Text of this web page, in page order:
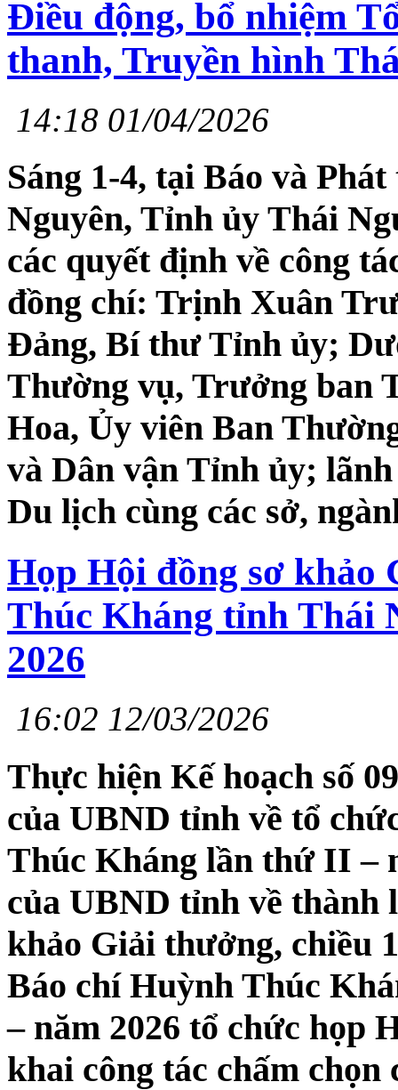
Điều động, bổ nhiệm
thanh, Truyền hình
14:18 01/04/2026
Sáng 1-4, tại Báo và
Nguyên, Tỉnh ủy Thái
các quyết định về công
đồng chí: Trịnh Xuân
Đảng, Bí thư Tỉnh ủy;
Thường vụ, Trưởng ban
Hoa, Ủy viên Ban
và Dân vận Tỉnh ủy;
Du lịch cùng các sở,
Họp Hội đồng sơ khảo
Thúc Kháng tỉnh Thái
2026
16:02 12/03/2026
Thực hiện Kế hoạch số
của UBND tỉnh về tổ
Thúc Kháng lần thứ II –
của UBND tỉnh về thành
khảo Giải thưởng, chiều
Báo chí Huỳnh Thúc
– năm 2026 tổ chức họp
khai công tác chấm